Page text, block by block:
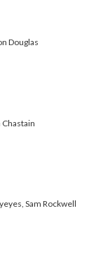
Douglas
Chastain
Sam Rockwell